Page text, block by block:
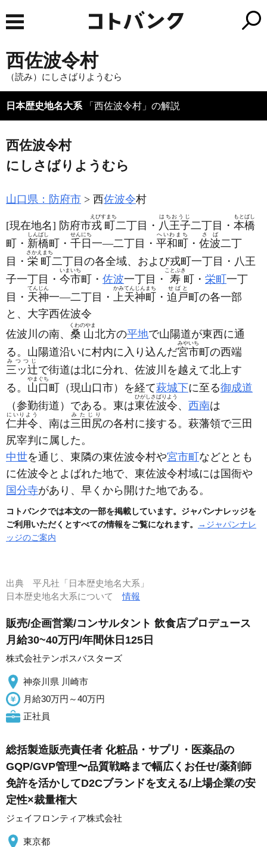
西佐波令村
（読み）にしさばりようむら
日本歴史地名大系 「西佐波令村」の解説
西佐波令村
にしさばりようむら
山口県：防府市 西佐波令村
[現在地名] 防府市戎町
えびすまち
二丁目・ 八王子
はちおうじ
二丁目・ 本橋
もとばし
町・ 新橋
しんばし
町・ 千日
せんにち
一―二丁目・ 平和町
へいわまち
・ 佐波
さば
二丁
目・ 栄町
さかえまち
二丁目の各全域、および戎町一丁目・八王
子一丁目・ 今市
いまいち
町・ 佐波一丁目・ 寿
ことぶき
町・ 栄町 一丁
目・ 天神
てんじん
一―二丁目・ 上天神町
かみてんじんまち
・ 迫戸
せばと
町の各一部
と、大字西佐波令
佐波川の南、 桑山
くわのやま
北方の平地で山陽道が東西に通
る。山陽道沿いに村内に入り込んだ宮市
みやいち
町の西端
三ッ辻
みつつじ
で街道は北に分れ、佐波川を越えて北上す
る。 山口
やまぐち
町 （現山口市） を経て萩城下に至る御成道
（参勤街道） である。東は東佐波令
ひがしさばりよう
、 西南は
仁井令
にいりよう
、南は三田尻
みたじり
の各村に接する。萩藩領で三田
尻宰判に属した。
中世を通じ、東隣の東佐波令村や宮市町 などととも
に佐波令とよばれた地で、東佐波令村域には国衙や
国分寺があり、早くから開けた地である。
コトバンクでは本文の一部を掲載しています。ジャパンナレッジを
ご利用いただくとすべての情報をご覧になれます。
→ジャパンナレ
ッジのご案内
出典 平凡社「日本歴史地名大系」
日本歴史地名大系について情報
販売/企画営業/コンサルタント 飲食店プロデュース
月給30~40万円/年間休日125日
株式会社テンポスバスターズ
神奈川県 川崎市
月給30万円～40万円
正社員
総括製造販売責任者 化粧品・サプリ・医薬品の
GQP/GVP管理〜品質戦略まで幅広くお任せ/薬剤師
免許を活かしてD2Cブランドを支える/上場企業の安
定性×裁量権大
ジェイフロンティア株式会社
東京都